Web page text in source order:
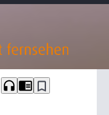
headphones chrome_reader_mode bookmark_border